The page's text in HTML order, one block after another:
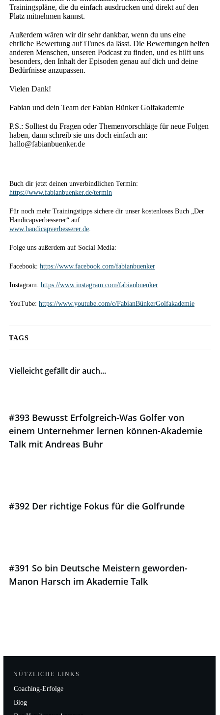
Trainingspläne, die du einfach ausdrucken und direkt auf den
Platz mitnehmen kannst.
Außerdem wären wir dir sehr dankbar, wenn du uns eine
ehrliche Bewertung auf iTunes da lässt. Die Bewertungen helfen
anderen Menschen, unseren Podcast zu finden, und es hilft uns
besonders, den Inhalt der Episoden genau auf dich und deine
Bedürfnisse anzupassen.
Vielen Dank!
Fabian und dein Team der Fabian Bünker Golfakademie
P.S.: Solltest du Fragen oder Themenvorschläge für neue Folgen
haben, dann schreib sie uns doch einfach an:
hallo@fabianbuenker.de
Buch dir jetzt deinen unverbindlichen Termin:
https://www.fabianbuenker.de/termin
Für noch mehr Trainingstipps sichere dir unser kostenloses Buch „Der
Handicapverbesserer“ auf
www.handicapverbesserer.de.
Folge uns außerdem auf Social Media:
Facebook: https://www.facebook.com/fabianbuenker
Instagram: https://www.instagram.com/fabianbuenker
YouTube: https://www.youtube.com/c/FabianBünkerGolfakademie
TAGS
Vielleicht gefällt dir auch...
#393 Bewusst Erfolgreich-Was Golfer von
einem Unternehmer lernen können-Akademie
Talk mit Andreas Buhr
#392 Der richtige Fokus für die Golfrunde
#391 So bin Deutsche Meistern geworden-
Manon Harsch im Akademie Talk
NÜTZLICHE LINKS
Coaching-Erfolge
Blog